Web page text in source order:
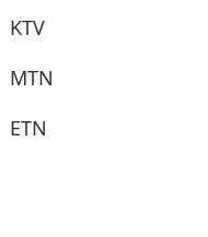
KTV
MTN
ETN